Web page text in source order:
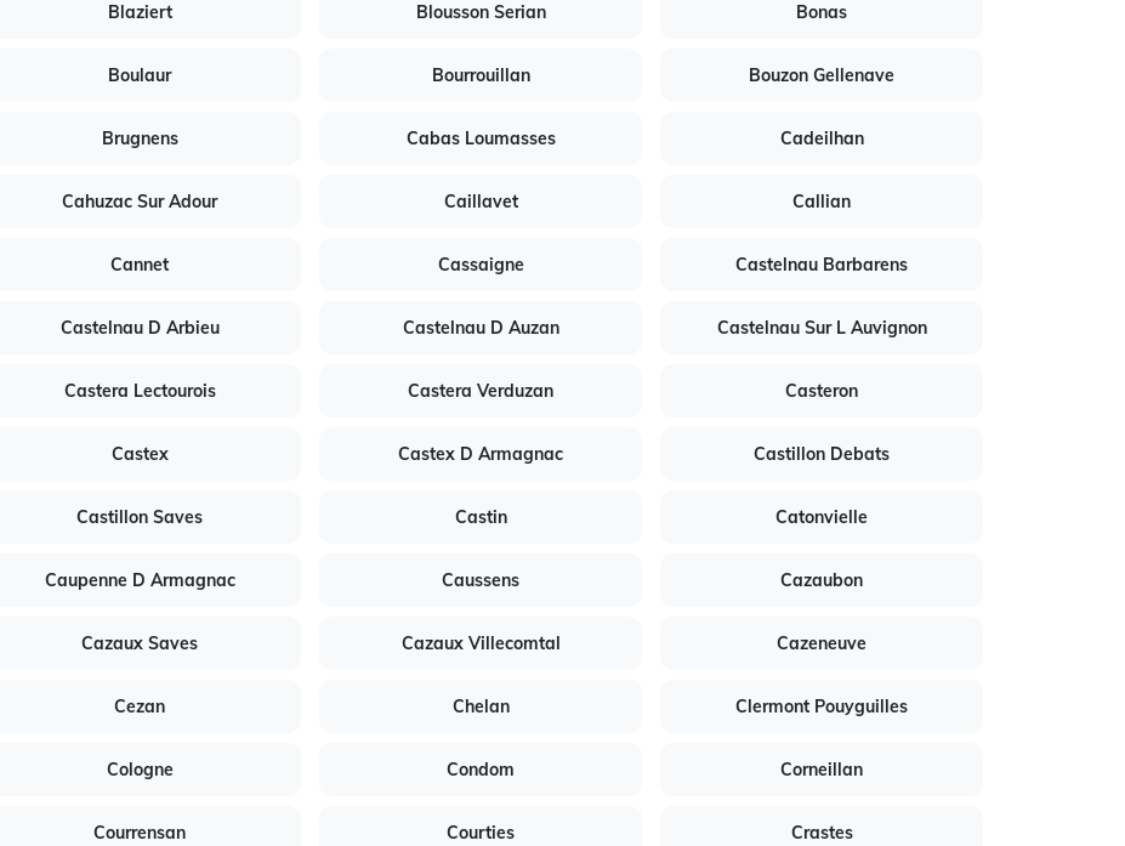
Blaziert Blousson Serian Bonas
Boulaur Bourrouillan Bouzon Gellenave
Brugnens Cabas Loumasses Cadeilhan
Cahuzac Sur Adour Caillavet Callian
Cannet Cassaigne Castelnau Barbarens
Castelnau D Arbieu Castelnau D Auzan Castelnau Sur L Auvignon
Castera Lectourois Castera Verduzan Casteron
Castex Castex D Armagnac Castillon Debats
Castillon Saves Castin Catonvielle
Caupenne D Armagnac Caussens Cazaubon
Cazaux Saves Cazaux Villecomtal Cazeneuve
Cezan Chelan Clermont Pouyguilles
Cologne Condom Corneillan
Courrensan Courties Crastes